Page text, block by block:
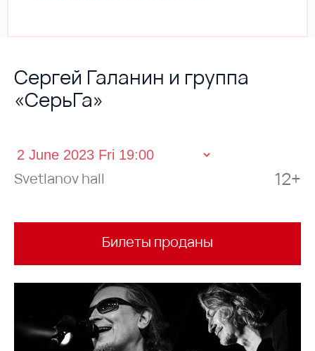
Сергей Галанин и группа
«СерьГа»
Svetlanov hall 12+
Билеты проданы